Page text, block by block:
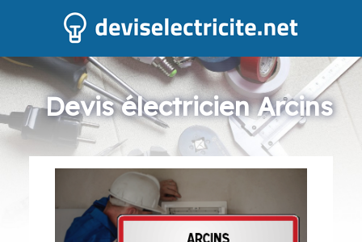
Devis électricien Arcins